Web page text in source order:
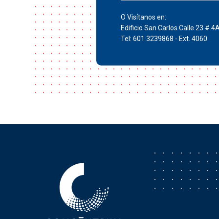
O Visítanos en:
Edificio San Carlos Calle 23 #
Tel: 601 3239868 - Ext. 4060